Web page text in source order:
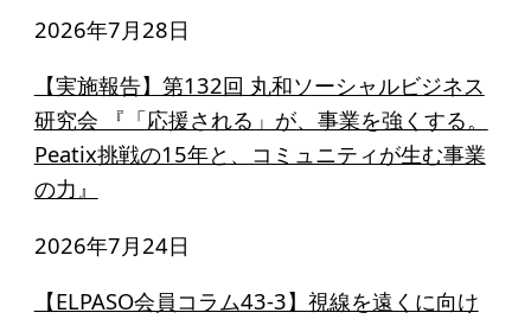
入会案内
会員限定ページ
寄付のお願い
寄付支援者
2026年7月28日
【実施報告】第132回 丸和ソーシャルビジネス
研究会 『「応援される」が、事業を強くする。
Peatix挑戦の15年と、コミュニティが生む事業
の力』
2026年7月24日
【ELPASO会員コラム43-3】視線を遠くに向け